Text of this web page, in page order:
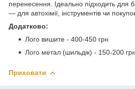
перенесення. Ідеально підходить для
— для автохімії, інструментів чи
Додатково:
Лого вишите - 400-450 грн
Лого метал (шильдік) - 150-200 грн
Приховати